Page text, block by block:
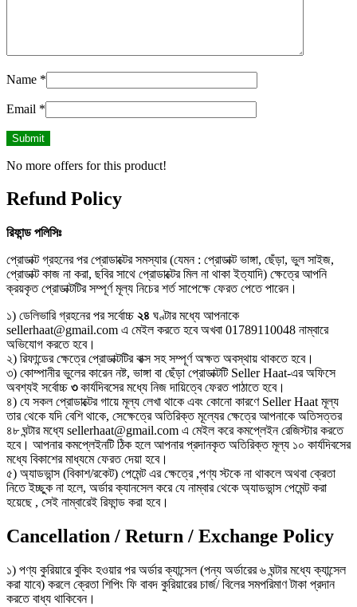
Name *
Email *
No more offers for this product!
Refund Policy
রিফান্ড পলিসিঃ
প্রোডাক্ট গ্রহনের পর প্রোডাক্টের সমস্যার (যেমন : প্রোডাক্ট ভাঙ্গা, ছেঁড়া, ভুল সাইজ,
প্রোডাক্ট কাজ না করা, ছবির সাথে প্রোডাক্টের মিল না থাকা ইত্যাদি) ক্ষেত্রে আপনি
ক্রয়কৃত প্রোডাক্টটির সম্পূর্ণ মূল্য নিচের শর্ত সাপেক্ষে ফেরত পেতে পারেন।
১) ডেলিভারি গ্রহনের পর সর্বোচ্চ ২৪ ঘণ্টার মধ্যে আপনাকে
sellerhaat@gmail.com এ মেইল করতে হবে অখবা 01789110048 নাম্বারে
অভিযোগ করতে হবে।
২) রিফান্ডের ক্ষেত্রে প্রোডাক্টটির বাক্স সহ সম্পূর্ণ অক্ষত অবস্থায় থাকতে হবে।
৩) কোম্পানীর ভুলের কারেন নষ্ট, ভাঙ্গা বা ছেঁড়া প্রোডাক্টটি Seller Haat-এর অফিসে
অবশ্যই সর্বোচ্চ ৩কার্যদিবসের মধ্যে নিজ দায়িত্বে ফেরত পাঠাতে হবে।
৪) যে সকল প্রোডাক্টের গায়ে মূল্য লেখা থাকে এবং কোনো কারণে Seller Haat মূল্য
তার থেকে যদি বেশি থাকে, সেক্ষেত্রে অতিরিক্ত মূল্যের ক্ষেত্রে আপনাকে অতিসত্তর
৪৮ ঘন্টার মধ্যে sellerhaat@gmail.com এ মেইল করে কমপ্লেইন রেজিস্টার করতে
হবে। আপনার কমপ্লেইনটি ঠিক হলে আপনার প্রদানকৃত অতিরিক্ত মূল্য ১০ কার্যদিবসের
মধ্যে বিকাশের মাধ্যমে ফেরত দেয়া হবে।
৫) অ্যাডভান্স (বিকাশ/রকেট) পেমেন্ট এর ক্ষেত্রে ,পণ্য স্টকে না থাকলে অথবা ক্রেতা
নিতে ইচ্ছুক না হলে, অর্ডার ক্যানসেল করে যে নাম্বার থেকে অ্যাডভান্স পেমেন্ট করা
হয়েছে , সেই নাম্বারেই রিফান্ড করা হবে।
Cancellation / Return / Exchange Policy
১) পণ্য কুরিয়ারে বুকিং হওয়ার পর অর্ডার ক্যান্সেল (পন্য অর্ডারের ৬ ঘন্টার মধ্যে ক্যান্সেল
করা যাবে) করলে ক্রেতা শিপিং ফি বাবদ কুরিয়ারের চার্জ/ বিলের সমপরিমাণ টাকা প্রদান
করতে বাধ্য থাকিবেন।